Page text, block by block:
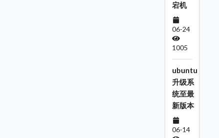
宕机
06-24
1005
ubuntu
升级系
统至最
新版本
06-14